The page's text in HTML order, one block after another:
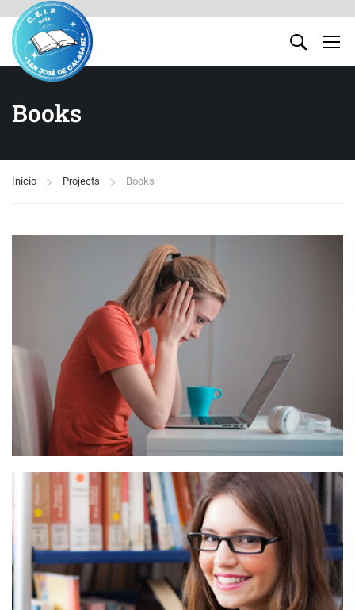
Books
Inicio Projects Books